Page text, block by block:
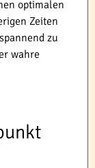
optimalen
Zeiten
zu
wahre